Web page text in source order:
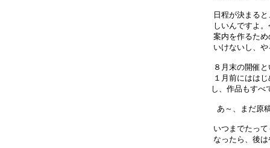
日程が決まる
しいんですよ
案内を作るた
いけないし、
８月末の開催
１月前にはは
し、作品もすべ
あ～、まだ原
いつまでたっ
なったら